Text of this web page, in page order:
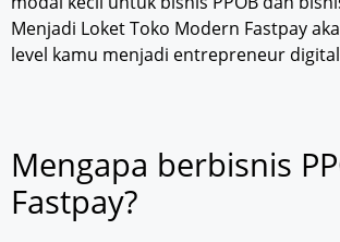
Menjadi Loket Toko Modern Fastpay
level kamu menjadi entrepreneur
Mengapa berbisnis
Fastpay?